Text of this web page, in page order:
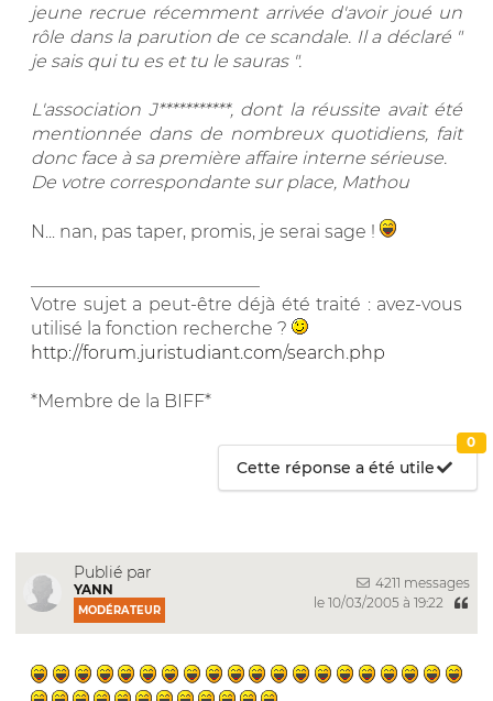
jeune recrue récemment arrivée d'avoir joué un
rôle dans la parution de ce scandale. Il a déclaré "
je sais qui tu es et tu le sauras ".
L'association J***********, dont la réussite avait été
mentionnée dans de nombreux quotidiens, fait
donc face à sa première affaire interne sérieuse.
De votre correspondante sur place, Mathou
N... nan, pas taper, promis, je serai sage !
Votre sujet a peut-être déjà été traité : avez-vous
utilisé la fonction recherche ?
http://forum.juristudiant.com/search.php
*Membre de la BIFF*
Cette réponse a été utile
0
Publié par
YANN
MODÉRATEUR
4211 messages
le 10/03/2005 à 19:22